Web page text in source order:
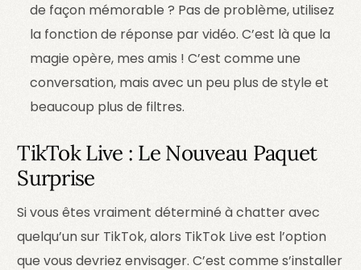
de façon mémorable ? Pas de problème, utilisez
la fonction de réponse par vidéo. C’est là que la
magie opère, mes amis ! C’est comme une
conversation, mais avec un peu plus de style et
beaucoup plus de filtres.
TikTok Live : Le Nouveau Paquet
Surprise
Si vous êtes vraiment déterminé à chatter avec
quelqu’un sur TikTok, alors TikTok Live est l’option
que vous devriez envisager. C’est comme s’installer